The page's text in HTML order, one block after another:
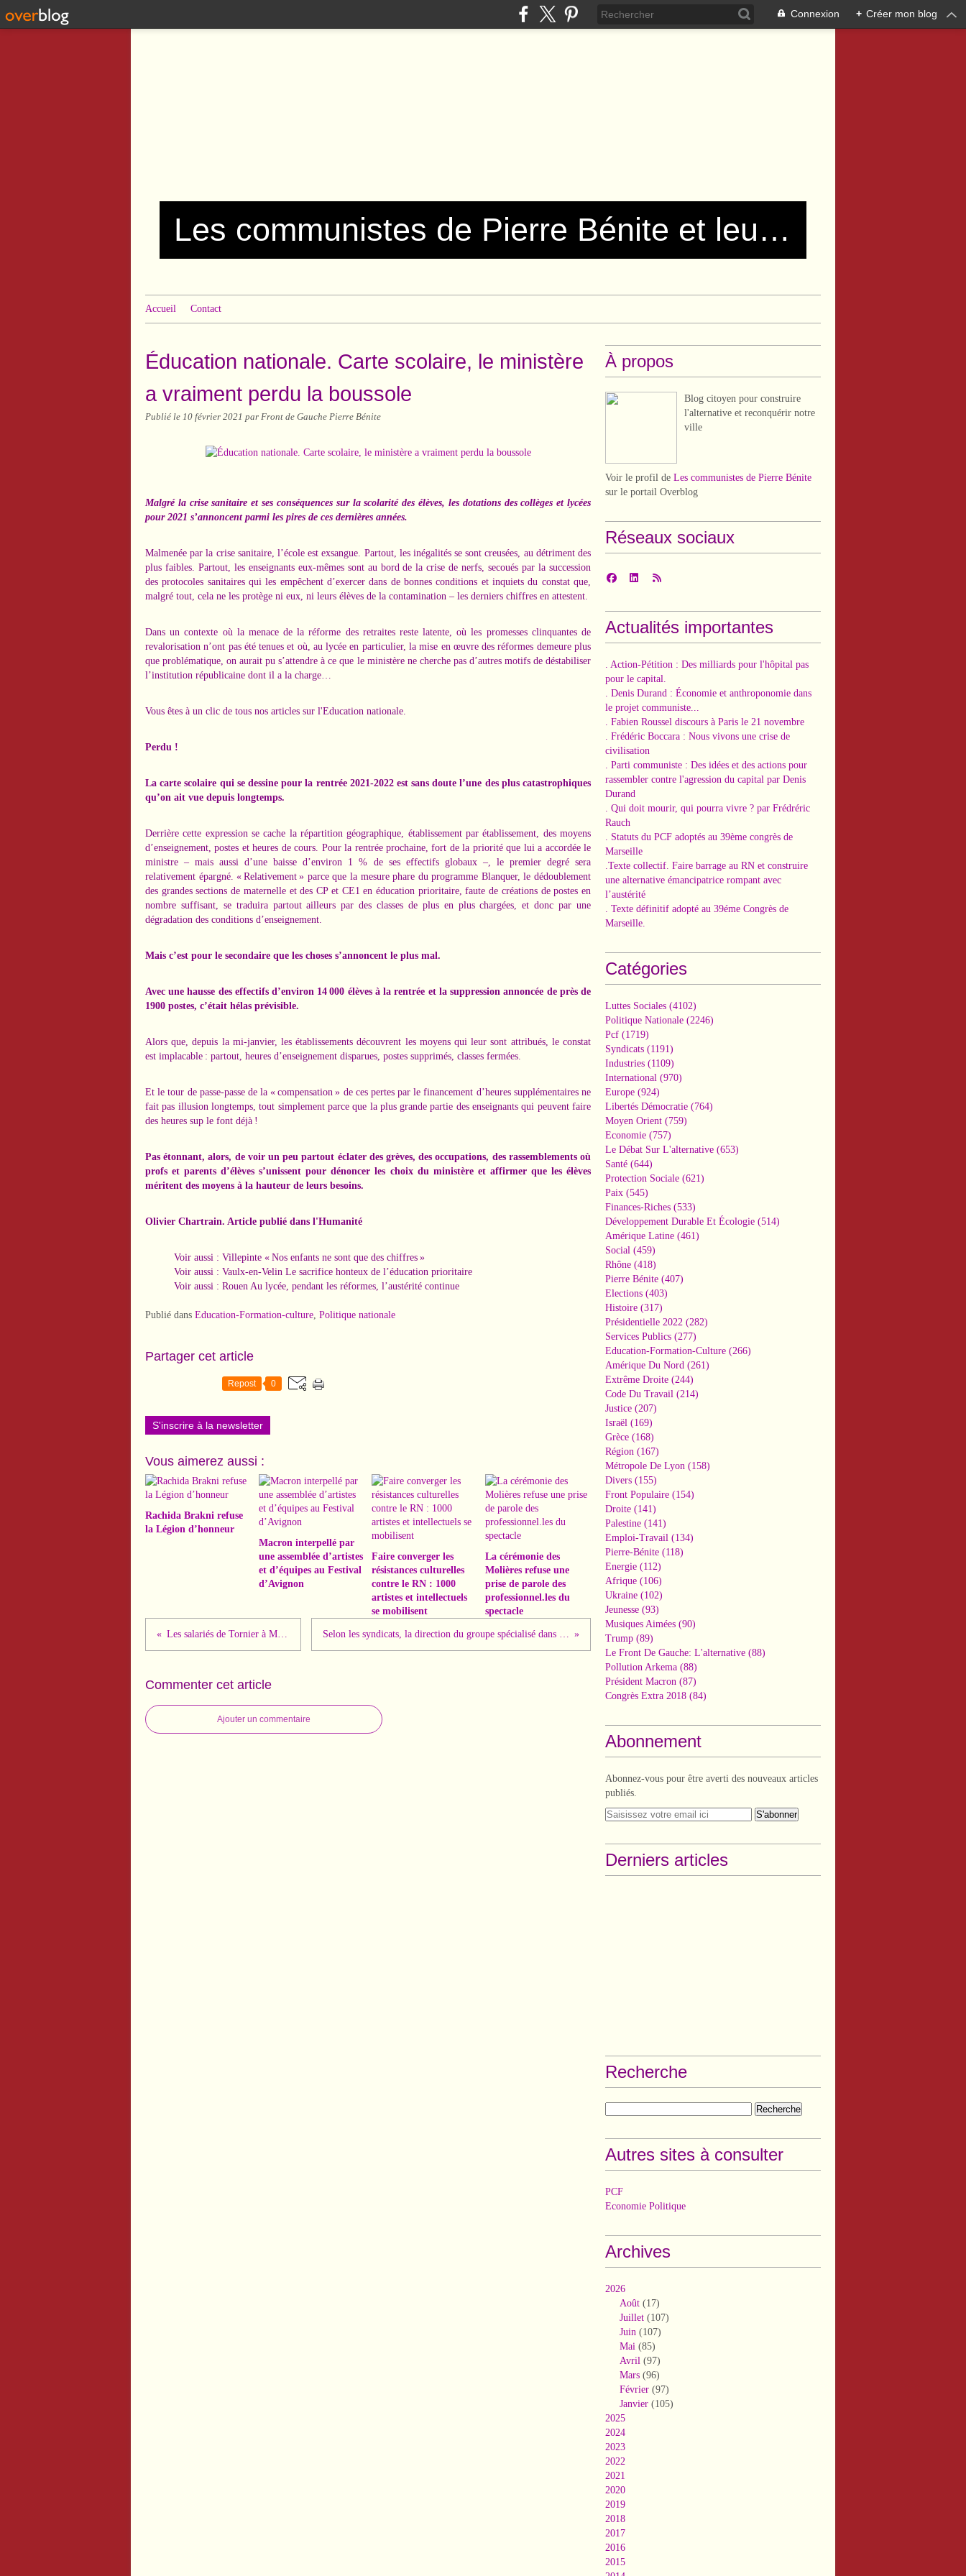
Connexion + Créer mon blog
Les communistes de Pierre Bénite et leurs amis !
Accueil Contact
Éducation nationale. Carte scolaire, le ministère
a vraiment perdu la boussole
Publié le 10 février 2021 par Front de Gauche Pierre Bénite
Malgré la crise sanitaire et ses conséquences sur la scolarité des élèves, les dotations des collèges et lycées
pour 2021 s’annoncent parmi les pires de ces dernières années.
Malmenée par la crise sanitaire, l’école est exsangue. Partout, les inégalités se sont creusées, au détriment des
plus faibles. Partout, les enseignants eux-mêmes sont au bord de la crise de nerfs, secoués par la succession
des protocoles sanitaires qui les empêchent d’exercer dans de bonnes conditions et inquiets du constat que,
malgré tout, cela ne les protège ni eux, ni leurs élèves de la contamination – les derniers chiffres en attestent.
Dans un contexte où la menace de la réforme des retraites reste latente, où les promesses clinquantes de
revalorisation n’ont pas été tenues et où, au lycée en particulier, la mise en œuvre des réformes demeure plus
que problématique, on aurait pu s’attendre à ce que le ministère ne cherche pas d’autres motifs de déstabiliser
l’institution républicaine dont il a la charge…
Vous êtes à un clic de tous nos articles sur l'Education nationale.
Perdu !
La carte scolaire qui se dessine pour la rentrée 2021-2022 est sans doute l’une des plus catastrophiques
qu’on ait vue depuis longtemps.
Derrière cette expression se cache la répartition géographique, établissement par établissement, des moyens
d’enseignement, postes et heures de cours. Pour la rentrée prochaine, fort de la priorité que lui a accordée le
ministre – mais aussi d’une baisse d’environ 1 % de ses effectifs globaux –, le premier degré sera
relativement épargné. « Relativement » parce que la mesure phare du programme Blanquer, le dédoublement
des grandes sections de maternelle et des CP et CE1 en éducation prioritaire, faute de créations de postes en
nombre suffisant, se traduira partout ailleurs par des classes de plus en plus chargées, et donc par une
dégradation des conditions d’enseignement.
Mais c’est pour le secondaire que les choses s’annoncent le plus mal.
Avec une hausse des effectifs d’environ 14 000 élèves à la rentrée et la suppression annoncée de près de
1900 postes, c’était hélas prévisible.
Alors que, depuis la mi-janvier, les établissements découvrent les moyens qui leur sont attribués, le constat
est implacable : partout, heures d’enseignement disparues, postes supprimés, classes fermées.
Et le tour de passe-passe de la « compensation » de ces pertes par le financement d’heures supplémentaires ne
fait pas illusion longtemps, tout simplement parce que la plus grande partie des enseignants qui peuvent faire
des heures sup le font déjà !
Pas étonnant, alors, de voir un peu partout éclater des grèves, des occupations, des rassemblements où
profs et parents d’élèves s’unissent pour dénoncer les choix du ministère et affirmer que les élèves
méritent des moyens à la hauteur de leurs besoins.
Olivier Chartrain. Article publié dans l'Humanité
Voir aussi : Villepinte « Nos enfants ne sont que des chiffres »
Voir aussi : Vaulx-en-Velin Le sacrifice honteux de l’éducation prioritaire
Voir aussi : Rouen Au lycée, pendant les réformes, l’austérité continue
Publié dans Education-Formation-culture, Politique nationale
Partager cet article
Repost 0
S'inscrire à la newsletter
Vous aimerez aussi :
Rachida Brakni refuse
la Légion d’honneur
Macron interpellé par
une assemblée d’artistes
et d’équipes au Festival
d’Avignon
Faire converger les
résistances culturelles
contre le RN : 1000
artistes et intellectuels
se mobilisent
La cérémonie des
Molières refuse une
prise de parole des
professionnel.les du
spectacle
Les salariés de Tornier à Montbonnot-38- en grève depuis le 5 février Selon les syndicats, la direction du groupe spécialisé dans l’événementiel serait en train de se séparer de ses salariés sans engager de PSE.
Commenter cet article
Ajouter un commentaire
À propos
Blog citoyen pour construire
l'alternative et reconquérir notre
ville
Voir le profil de Les communistes de Pierre Bénite
sur le portail Overblog
Réseaux sociaux
Actualités importantes
. Action-Pétition : Des milliards pour l'hôpital pas
pour le capital.
. Denis Durand : Économie et anthroponomie dans
le projet communiste...
. Fabien Roussel discours à Paris le 21 novembre
. Frédéric Boccara : Nous vivons une crise de
civilisation
. Parti communiste : Des idées et des actions pour
rassembler contre l'agression du capital par Denis
Durand
. Qui doit mourir, qui pourra vivre ? par Frédréric
Rauch
. Statuts du PCF adoptés au 39ème congrès de
Marseille
.Texte collectif. Faire barrage au RN et construire
une alternative émancipatrice rompant avec
l’austérité
. Texte définitif adopté au 39éme Congrès de
Marseille.
Catégories
Luttes Sociales (4102)
Politique Nationale (2246)
Pcf (1719)
Syndicats (1191)
Industries (1109)
International (970)
Europe (924)
Libertés Démocratie (764)
Moyen Orient (759)
Economie (757)
Le Débat Sur L'alternative (653)
Santé (644)
Protection Sociale (621)
Paix (545)
Finances-Riches (533)
Développement Durable Et Écologie (514)
Amérique Latine (461)
Social (459)
Rhône (418)
Pierre Bénite (407)
Elections (403)
Histoire (317)
Présidentielle 2022 (282)
Services Publics (277)
Education-Formation-Culture (266)
Amérique Du Nord (261)
Extrême Droite (244)
Code Du Travail (214)
Justice (207)
Israël (169)
Grèce (168)
Région (167)
Métropole De Lyon (158)
Divers (155)
Front Populaire (154)
Droite (141)
Palestine (141)
Emploi-Travail (134)
Pierre-Bénite (118)
Energie (112)
Afrique (106)
Ukraine (102)
Jeunesse (93)
Musiques Aimées (90)
Trump (89)
Le Front De Gauche: L'alternative (88)
Pollution Arkema (88)
Président Macron (87)
Congrès Extra 2018 (84)
Abonnement
Abonnez-vous pour être averti des nouveaux articles
publiés.
Derniers articles
Recherche
Autres sites à consulter
PCF
Economie Politique
Archives
2026
Août (17)
Juillet (107)
Juin (107)
Mai (85)
Avril (97)
Mars (96)
Février (97)
Janvier (105)
2025
2024
2023
2022
2021
2020
2019
2018
2017
2016
2015